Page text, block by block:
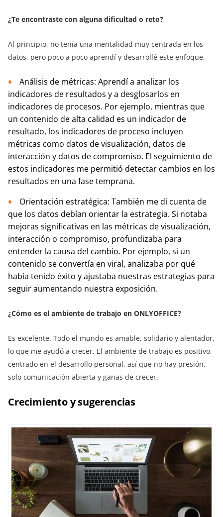
¿Te encontraste con alguna dificultad o reto?
Al principio, no tenía una mentalidad muy centrada en los
datos, pero poco a poco aprendí y desarrollé este enfoque.
Análisis de métricas: Aprendí a analizar los
indicadores de resultados y a desglosarlos en
indicadores de procesos. Por ejemplo, mientras que
un contenido de alta calidad es un indicador de
resultado, los indicadores de proceso incluyen
métricas como datos de visualización, datos de
interacción y datos de compromiso. El seguimiento de
estos indicadores me permitió detectar cambios en los
resultados en una fase temprana.
Orientación estratégica: También me di cuenta de
que los datos debían orientar la estrategia. Si notaba
mejoras significativas en las métricas de visualización,
interacción o compromiso, profundizaba para
entender la causa del cambio. Por ejemplo, si un
contenido se convertía en viral, analizaba por qué
había tenido éxito y ajustaba nuestras estrategias para
seguir aumentando nuestra exposición.
¿Cómo es el ambiente de trabajo en ONLYOFFICE?
Es excelente. Todo el mundo es amable, solidario y alentador,
lo que me ayudó a crecer. El ambiente de trabajo es positivo,
centrado en el desarrollo personal, así que no hay presión,
solo comunicación abierta y ganas de crecer.
Crecimiento y sugerencias